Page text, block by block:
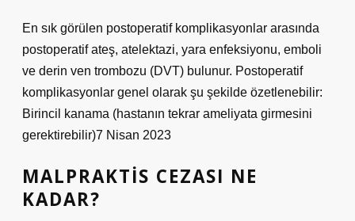
En sık görülen postoperatif komplikasyonlar arasında
postoperatif ateş, atelektazi, yara enfeksiyonu, emboli
ve derin ven trombozu (DVT) bulunur. Postoperatif
komplikasyonlar genel olarak şu şekilde özetlenebilir:
Birincil kanama (hastanın tekrar ameliyata girmesini
gerektirebilir)7 Nisan 2023
MALPRAKTIS CEZASI NE
KADAR?